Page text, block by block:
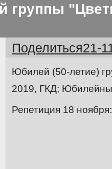
группы
Поделиться21-
Юбилей (50-летие)
2019, ГКД;
Репетиция 18 ноября: